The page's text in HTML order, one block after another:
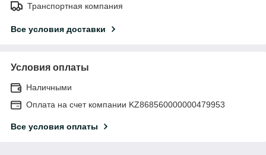
Транспортная компания
Все условия доставки
Условия оплаты
Наличными
Оплата на счет компании KZ868560000000479953
Все условия оплаты